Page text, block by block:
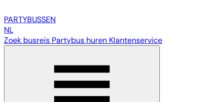
PARTYBUSSEN
NL
Zoek busreis Partybus huren Klantenservice